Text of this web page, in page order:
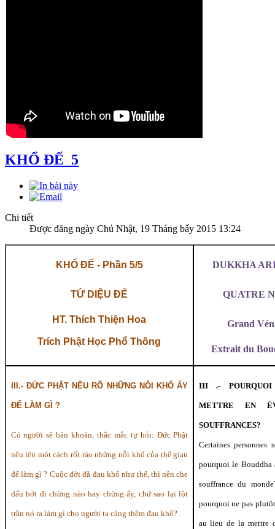
KHỔ ĐẾ_5
Chi tiết
Được đăng ngày Chủ Nhật, 19 Tháng bẩy 2015 13:24
KHỔ ĐẾ - Phần 5/5
TỨ DIỆU ĐẾ
HT. Thích Thiện Hoa
Trích Phật Học Phổ Thông
DUKKHA
QUATRE
Grand
Extrait du
III.- ĐỨC PHẬT NÊU RÕ NHỮNG NỖI KHỔ ẤY
ĐỂ LÀM GÌ ?
Có người sẽ băn khoăn, thắc mắc tự hỏi: Đức Phật
nêu lên một cách rốt ráo những nỗi khổ của thế gian
để làm gì ? Cuộc đời đã đau khổ như thế, thì nên che
dấu bớt đi chừng nào hay chừng ấy, chứ sao lại lột
trần nó ra làm gì cho người ta càng thêm đau khổ?
III .-
METTRE EN
SOUFFRANCES?
Certaines personnes
pourquoi le Bouddha
souffrance du
pourquoi ne pas
au lieu de la mettre